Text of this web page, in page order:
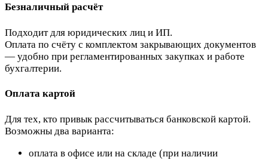
Безналичный расчёт
Подходит для юридических лиц и ИП.
Оплата по счёту с комплектом закрывающих документов
— удобно при регламентированных закупках и работе
бухгалтерии.
Оплата картой
Для тех, кто привык рассчитываться банковской картой.
Возможны два варианта:
оплата в офисе или на складе (при наличии